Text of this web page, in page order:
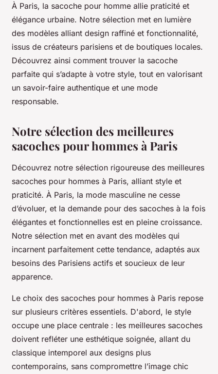
À Paris, la sacoche pour homme allie praticité et
élégance urbaine. Notre sélection met en lumière
des modèles alliant design raffiné et fonctionnalité,
issus de créateurs parisiens et de boutiques locales.
Découvrez ainsi comment trouver la sacoche
parfaite qui s’adapte à votre style, tout en valorisant
un savoir-faire authentique et une mode
responsable.
Notre sélection des meilleures
sacoches pour hommes à Paris
Découvrez notre sélection rigoureuse des meilleures
sacoches pour hommes à Paris, alliant style et
praticité. À Paris, la mode masculine ne cesse
d’évoluer, et la demande pour des sacoches à la fois
élégantes et fonctionnelles est en pleine croissance.
Notre sélection met en avant des modèles qui
incarnent parfaitement cette tendance, adaptés aux
besoins des Parisiens actifs et soucieux de leur
apparence.
Le choix des sacoches pour hommes à Paris repose
sur plusieurs critères essentiels. D'abord, le style
occupe une place centrale : les meilleures sacoches
doivent refléter une esthétique soignée, allant du
classique intemporel aux designs plus
contemporains, sans compromettre l’image chic